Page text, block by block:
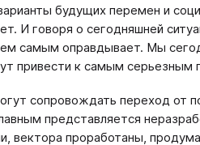
будущих перемен и
И говоря о сегодняшней
самым оправдывает. Мы
привести к самым серьезным
сопровождать переход от
представляется
вектора проработаны,